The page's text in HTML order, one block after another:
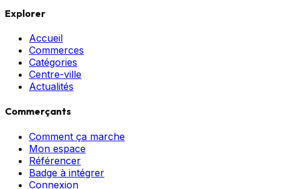
Explorer
Accueil
Commerces
Catégories
Centre-ville
Actualités
Commerçants
Comment ça marche
Mon espace
Référencer
Badge à intégrer
Connexion